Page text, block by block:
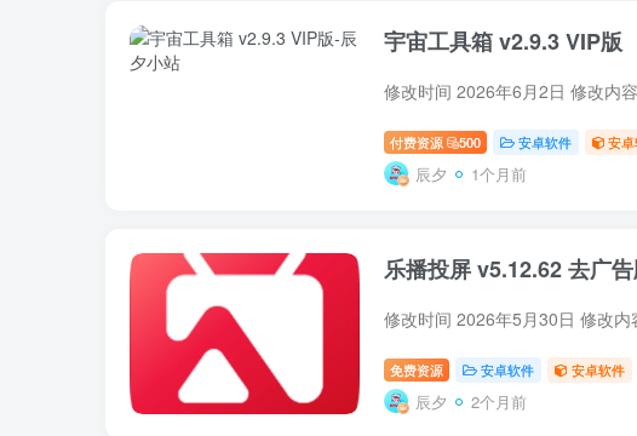
宇宙工具箱 v2.9.3 VIP版
修改时间 2026年6月2日 修改内
付费资源 500 安卓软件 安
辰夕 1个月前
乐播投屏 v5.12.62 去广
修改时间 2026年5月30日 修改内
免费资源 安卓软件 安卓软件
辰夕 2个月前